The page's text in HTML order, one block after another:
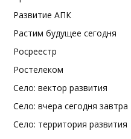
Развитие АПК
Растим будущее сегодня
Росреестр
Ростелеком
Село: вектор развития
Село: вчера сегодня завтра
Село: территория развития